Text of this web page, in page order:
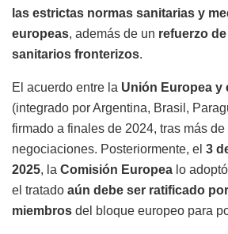
las estrictas normas sanitarias y
europeas, además de un refuerzo
sanitarios fronterizos.
El acuerdo entre la Unión Europea y
(integrado por Argentina, Brasil,
firmado a finales de 2024, tras más
negociaciones. Posteriormente, el 3
2025, la Comisión Europea lo
el tratado aún debe ser ratificado
miembros del bloque europeo para